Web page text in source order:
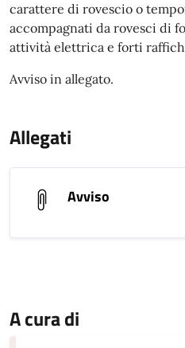
carattere di rovescio o
accompagnati da rovesci di
attività elettrica e forti
Avviso in allegato.
Allegati
Avviso
A cura di